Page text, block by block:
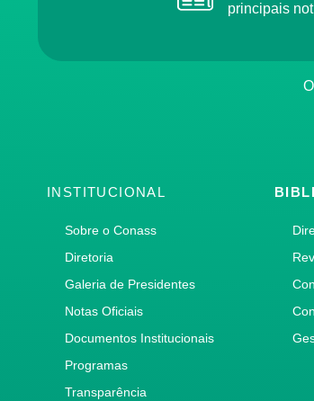
principais
INSTITUCIONAL
Sobre o Conass
Diretoria
Galeria de Presidentes
Notas Oficiais
Documentos Institucionais
Programas
Transparência